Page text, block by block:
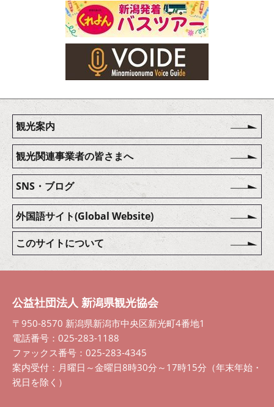
観光案内
観光関連事業者の皆さまへ
SNS・ブログ
外国語サイト(Global Website)
このサイトについて
公益社団法人 新潟県観光協会
〒950-8570 新潟県新潟市中央区新光町4番地1
電話番号：025-283-1188
ファックス番号：025-283-4345
案内受付：月曜日～金曜日8時30分～17時15分（年末年始・
祝日を除く）